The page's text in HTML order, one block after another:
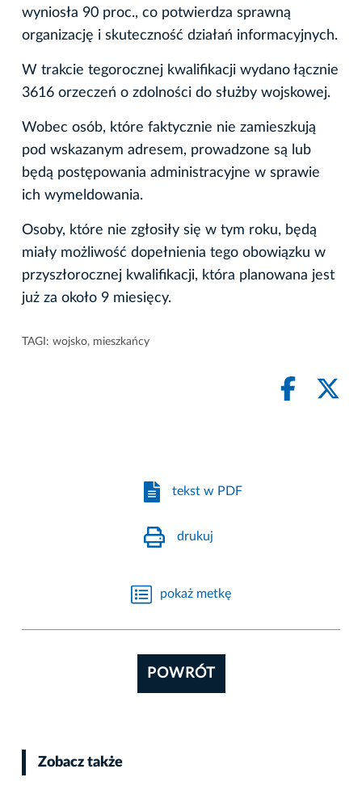
wyniosła 90 proc., co potwierdza sprawną
organizację i skuteczność działań informacyjnych.
W trakcie tegorocznej kwalifikacji wydano łącznie
3616 orzeczeń o zdolności do służby wojskowej.
Wobec osób, które faktycznie nie zamieszkują
pod wskazanym adresem, prowadzone są lub
będą postępowania administracyjne w sprawie
ich wymeldowania.
Osoby, które nie zgłosiły się w tym roku, będą
miały możliwość dopełnienia tego obowiązku w
przyszłorocznej kwalifikacji, która planowana jest
już za około 9 miesięcy.
TAGI: wojsko, mieszkańcy
tekst w PDF
drukuj
pokaż metkę
POWRÓT
Zobacz także